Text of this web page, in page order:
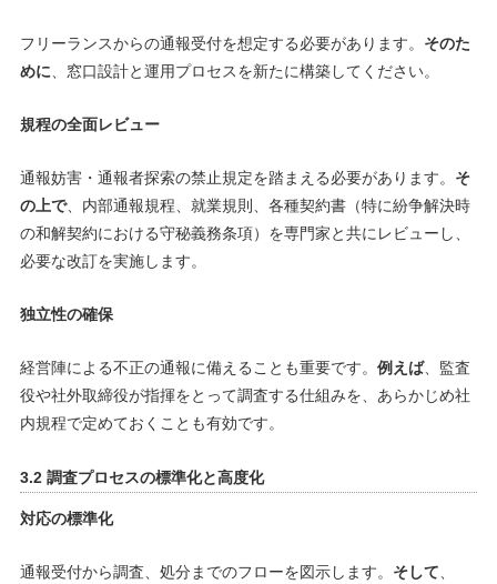
フリーランスからの通報受付を想定する必要があります。 そのた
めに 、窓口設計と運用プロセスを新たに構築してください。
規程の全面レビュー
通報妨害・通報者探索の禁止規定を踏まえる必要があります。 そ
の上で、内部通報規程、就業規則、各種契約書（特に紛争解決時
の和解契約における守秘義務条項）を専門家と共にレビューし、
必要な改訂を実施します。
独立性の確保
経営陣による不正の通報に備えることも重要です。 例えば、監査
役や社外取締役が指揮をとって調査する仕組みを、あらかじめ社
内規程で定めておくことも有効です。
3.2 調査プロセスの標準化と高度化
対応の標準化
通報受付から調査、処分までのフローを図示します。 そして